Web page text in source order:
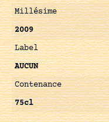
Millésime
2009
Label
AUCUN
Contenance
75cl